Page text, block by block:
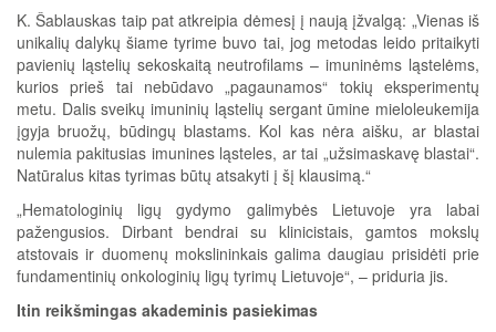
K. Šablauskas taip pat atkreipia dėmesį į naują įžvalgą: „Vienas iš
unikalių dalykų šiame tyrime buvo tai, jog metodas leido pritaikyti
pavienių ląstelių sekoskaitą neutrofilams – imuninėms ląstelėms,
kurios prieš tai nebūdavo „pagaunamos“ tokių eksperimentų
metu. Dalis sveikų imuninių ląstelių sergant ūmine mieloleukemija
įgyja bruožų, būdingų blastams. Kol kas nėra aišku, ar blastai
nulemia pakitusias imunines ląsteles, ar tai „užsimaskavę blastai“.
Natūralus kitas tyrimas būtų atsakyti į šį klausimą.“
„Hematologinių ligų gydymo galimybės Lietuvoje yra labai
pažengusios. Dirbant bendrai su klinicistais, gamtos mokslų
atstovais ir duomenų mokslininkais galima daugiau prisidėti prie
fundamentinių onkologinių ligų tyrimų Lietuvoje“, – priduria jis.
Itin reikšmingas akademinis pasiekimas